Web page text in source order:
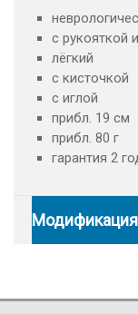
с рукояткой
лёгкий
с кисточкой
с иглой
прибл. 19 см
прибл. 80 г
гарантия 2
Модификация